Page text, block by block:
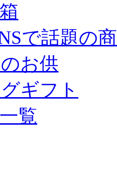
で話題の
お供
ギフト
覧